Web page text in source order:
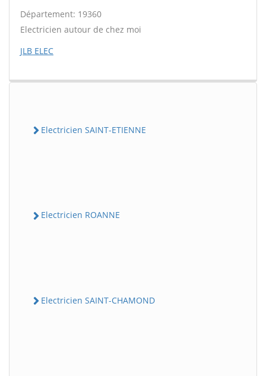
Département: 19360
Electricien autour de chez moi
JLB ELEC
Electricien SAINT-ETIENNE
Electricien ROANNE
Electricien SAINT-CHAMOND